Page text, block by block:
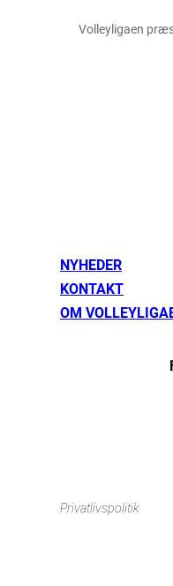
Volleyligaen
NYHEDER
KONTAKT
OM
Privatlivspolitik